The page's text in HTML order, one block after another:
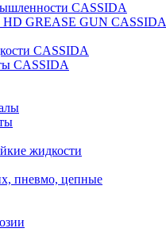
CASSIDA
HD GREASE GUN CASSIDA
CASSIDA
CASSIDA
жидкости
пневмо, цепные